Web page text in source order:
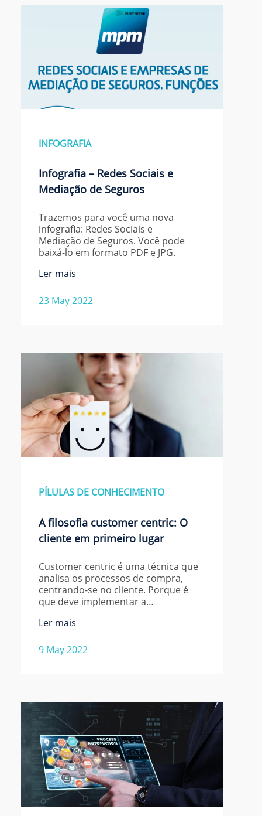
INFOGRAFIA
Infografia – Redes Sociais e
Mediação de Seguros
Trazemos para você uma nova
infografia: Redes Sociais e
Mediação de Seguros. Você pode
baixá-lo em formato PDF e JPG.
23 May 2022
Ler mais
PÍLULAS DE CONHECIMENTO
A filosofia customer centric: O
cliente em primeiro lugar
Customer centric é uma técnica que
analisa os processos de compra,
centrando-se no cliente. Porque é
que deve implementar a…
9 May 2022
Ler mais